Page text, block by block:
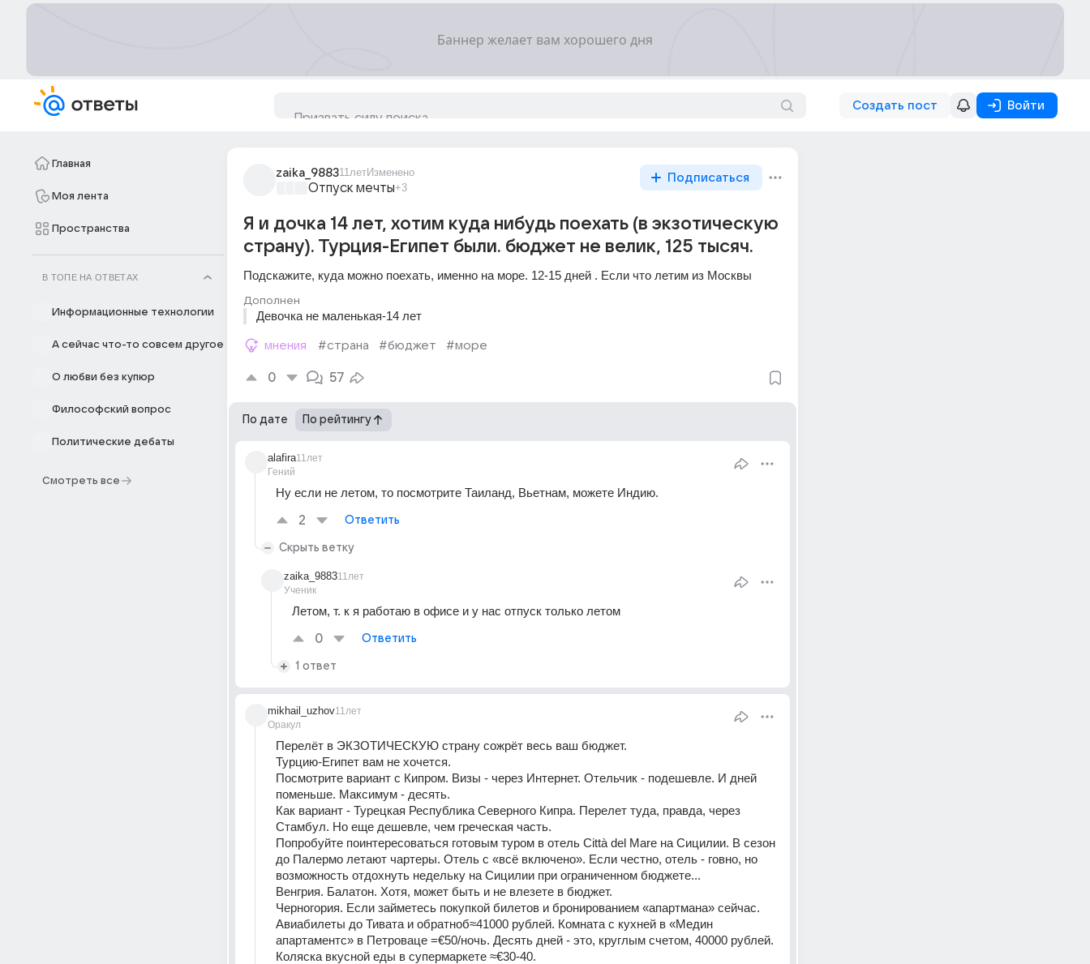
Создать пост Войти
Главная
Моя лента
Пространства
В ТОПЕ НА ОТВЕТАХ
Информационные технологии
А сейчас что-то совсем другое
О любви без купюр
Философский вопрос
Политические дебаты
Смотреть все
zaika_988311летИзменено
Отпуск мечты+3
Подписаться
Я и дочка 14 лет, хотим куда нибудь поехать (в экзотическую
страну). Турция-Египет были. бюджет не велик, 125 тысяч.
Подскажите, куда можно поехать, именно на море. 12-15 дней . Если что летим из Москвы
Дополнен
Девочка не маленькая-14 лет
мнения #страна #бюджет #море
0 57
По дате По рейтингу
alafira
Гений
11лет
Ну если не летом, то посмотрите Таиланд, Вьетнам, можете Индию.
2 Ответить
Скрыть ветку
zaika_9883
Ученик
11лет
Летом, т. к я работаю в офисе и у нас отпуск только летом
0 Ответить
1 ответ
mikhail_uzhov
Оракул
11лет
Перелёт в ЭКЗОТИЧЕСКУЮ страну сожрёт весь ваш бюджет.
Турцию-Египет вам не хочется.
Посмотрите вариант с Кипром. Визы - через Интернет. Отельчик - подешевле. И дней
поменьше. Максимум - десять.
Как вариант - Турецкая Республика Северного Кипра. Перелет туда, правда, через
Стамбул. Но еще дешевле, чем греческая часть.
Попробуйте поинтересоваться готовым туром в отель Città del Mare на Сицилии. В сезон
до Палермо летают чартеры. Отель с «всё включено». Если честно, отель - говно, но
возможность отдохнуть недельку на Сицилии при ограниченном бюджете...
Венгрия. Балатон. Хотя, может быть и не влезете в бюджет.
Черногория. Если займетесь покупкой билетов и бронированием «апартмана» сейчас.
Авиабилеты до Тивата и обратноб≈41000 рублей. Комната с кухней в «Медин
апартаментс» в Петроваце =€50/ночь. Десять дней - это, круглым счетом, 40000 рублей.
Коляска вкусной еды в супермаркете ≈€30-40.